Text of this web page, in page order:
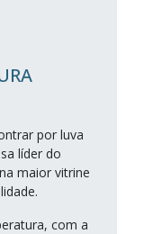
por luva
líder do
maior vitrine
com a